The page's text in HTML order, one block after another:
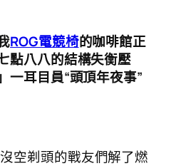
ROG電競椅的咖啡館正
點八八的結構失衡壓
一耳目員“頭頂年夜事”
空剃頭的戰友們解了燃